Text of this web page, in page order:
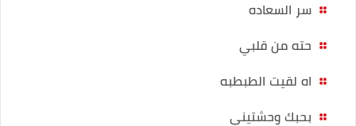
سر السعاده
حته من قلبي
اه لقيت الطبطبه
بحبك وحشتيني